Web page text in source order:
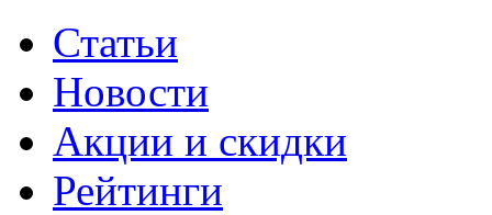
Статьи
Новости
Акции и скидки
Рейтинги